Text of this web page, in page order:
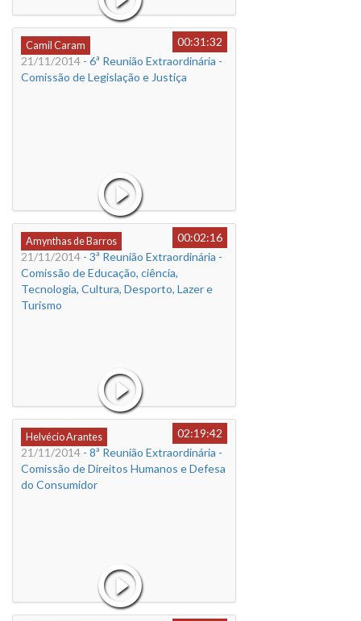
Camil Caram
00:31:32
21/11/2014 - 6ª Reunião Extraordinária -
Comissão de Legislação e Justiça
Amynthas de Barros
00:02:16
21/11/2014 - 3ª Reunião Extraordinária -
Comissão de Educação, ciência,
Tecnologia, Cultura, Desporto, Lazer e
Turismo
Helvécio Arantes
02:19:42
21/11/2014 - 8ª Reunião Extraordinária -
Comissão de Direitos Humanos e Defesa
do Consumidor